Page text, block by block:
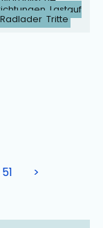
Lastauf
Radlader Tritte
51 >